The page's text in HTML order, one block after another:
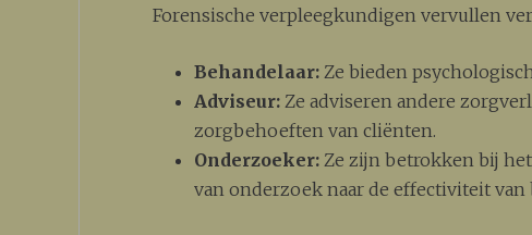
Forensische verpleegkundigen vervullen
Behandelaar: Ze bieden
Adviseur: Ze adviseren andere
zorgbehoeften van cliënten.
Onderzoeker: Ze zijn betrokken bij
van onderzoek naar de effectiviteit